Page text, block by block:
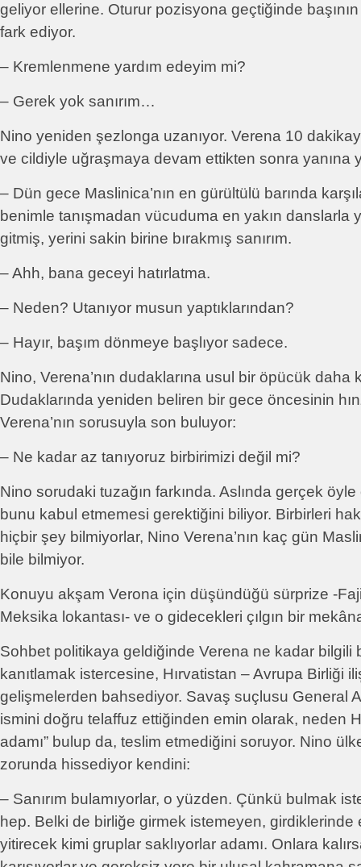
geliyor ellerine. Oturur pozisyona geçtiğinde
fark ediyor.
– Kremlenmene yardım edeyim mi?
– Gerek yok sanırım…
Nino yeniden şezlonga uzanıyor. Verena 10
ve cildiyle uğraşmaya devam ettikten sonra yanına
– Dün gece Maslinica’nın en gürültülü barında
benimle tanışmadan vücuduma en yakın danslarla
gitmiş, yerini sakin birine bırakmış sanırım.
– Ahh, bana geceyi hatırlatma.
– Neden? Utanıyor musun yaptıklarından?
– Hayır, başım dönmeye başlıyor sadece.
Nino, Verena’nın dudaklarına usul bir öpücük daha
Dudaklarında yeniden beliren bir gece öncesinin
Verena’nın sorusuyla son buluyor:
– Ne kadar az tanıyoruz birbirimizi değil mi?
Nino sorudaki tuzağın farkında. Aslında gerçek
bunu kabul etmemesi gerektiğini biliyor. Birbirleri
hiçbir şey bilmiyorlar, Nino Verena’nın kaç gün
bile bilmiyor.
Konuyu akşam Verona için düşündüğü sürprize -
Meksika lokantası- ve o gidecekleri çılgın bir
Sohbet politikaya geldiğinde Verena ne kadar bilgili
kanıtlamak istercesine, Hırvatistan – Avrupa Birliği
gelişmelerden bahsediyor. Savaş suçlusu General
ismini doğru telaffuz ettiğinden emin olarak, neden
adamı” bulup da, teslim etmediğini soruyor. Nino
zorunda hissediyor kendini:
– Sanırım bulamıyorlar, o yüzden. Çünkü bulmak
hep. Belki de birliğe girmek istemeyen, girdiklerinde
yitirecek kimi gruplar saklıyorlar adamı. Onlara